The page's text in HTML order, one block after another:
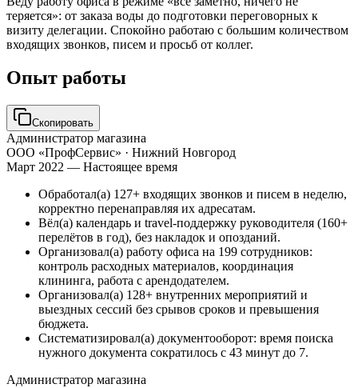
теряется»: от заказа воды до подготовки переговорных к
визиту делегации. Спокойно работаю с большим количеством
входящих звонков, писем и просьб от коллег.
Опыт работы
Скопировать
Администратор магазина
ООО «ПрофСервис» · Нижний Новгород
Март 2022 — Настоящее время
Обработал(а) 127+ входящих звонков и писем в неделю,
корректно перенаправляя их адресатам.
Вёл(а) календарь и travel-поддержку руководителя (160+
перелётов в год), без накладок и опозданий.
Организовал(а) работу офиса на 199 сотрудников:
контроль расходных материалов, координация
клининга, работа с арендодателем.
Организовал(а) 128+ внутренних мероприятий и
выездных сессий без срывов сроков и превышения
бюджета.
Систематизировал(а) документооборот: время поиска
нужного документа сократилось с 43 минут до 7.
Администратор магазина